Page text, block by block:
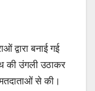
द्वारा बनाई गई
की उंगली उठाकर
से की।